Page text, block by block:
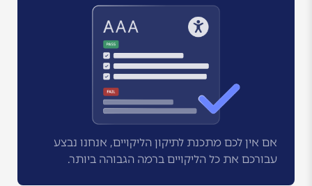
אם אין לכם מתכנת לתיקון הליקויים, אנחנו נבצע
עבורכם את כל הליקויים ברמה הגבוהה ביותר.